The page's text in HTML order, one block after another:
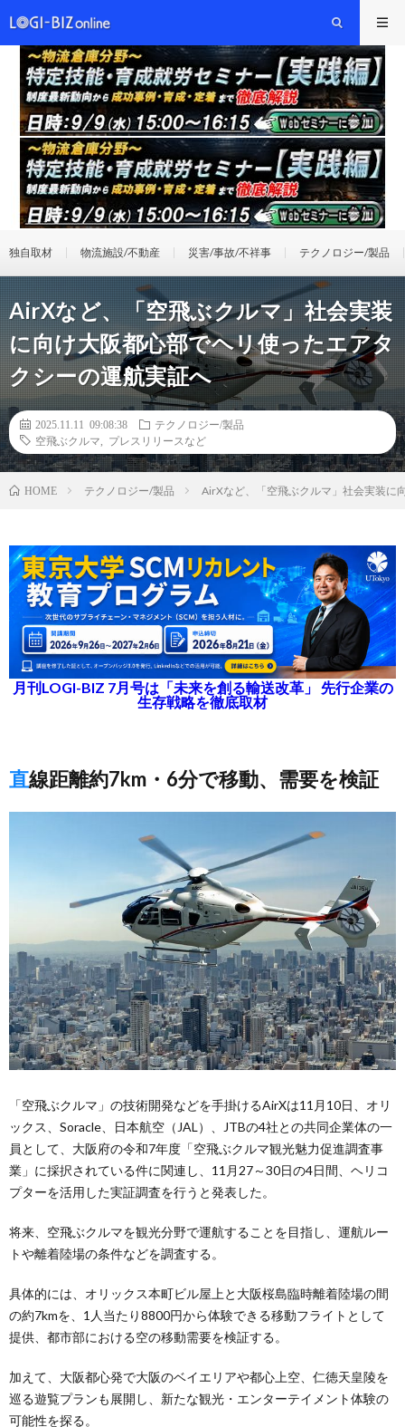
独自取材 物流施設/不動産 災害/事故/不祥事 テクノロジー/製品
AirXなど、「空飛ぶクルマ」社会実装
に向け大阪都心部でヘリ使ったエアタ
クシーの運航実証へ
2025.11.11 09:08:38
テクノロジー/製品
空飛ぶクルマ
プレスリリースなど
HOME テクノロジー/製品 AirXなど、「空飛ぶクルマ」社会実装に
月刊LOGI-BIZ 7月号は「未来を創る輸送改革」 先行企業の
生存戦略を徹底取材
直線距離約7km・6分で移動、需要を検証
「空飛ぶクルマ」の技術開発などを手掛けるAirXは11月10日、オリ
ックス、Soracle、日本航空（JAL）、JTBの4社との共同企業体の一
員として、大阪府の令和7年度「空飛ぶクルマ観光魅力促進調査事
業」に採択されている件に関連し、11月27～30日の4日間、ヘリコ
プターを活用した実証調査を行うと発表した。
将来、空飛ぶクルマを観光分野で運航することを目指し、運航ルー
トや離着陸場の条件などを調査する。
具体的には、オリックス本町ビル屋上と大阪桜島臨時離着陸場の間
の約7kmを、1人当たり8800円から体験できる移動フライトとして
提供、都市部における空の移動需要を検証する。
加えて、大阪都心発で大阪のベイエリアや都心上空、仁徳天皇陵を
巡る遊覧プランも展開し、新たな観光・エンターテイメント体験の
可能性を探る。